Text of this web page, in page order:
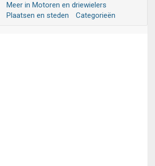
Meer in Motoren en driewielers
Plaatsen en steden Categorieën